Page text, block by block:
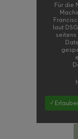
Für die
laut
✓